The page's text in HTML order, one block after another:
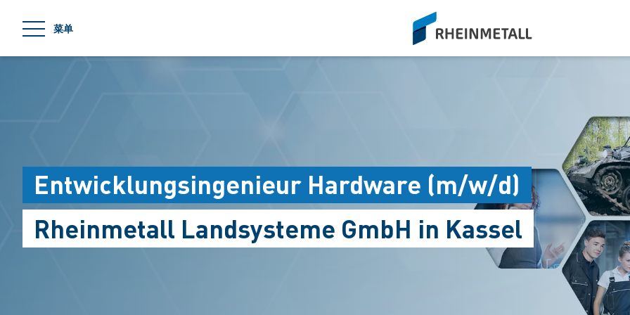
菜单
siteLogo
Entwicklungsingenieur Hardware (m/w/d)
Rheinmetall Landsysteme GmbH in Kassel